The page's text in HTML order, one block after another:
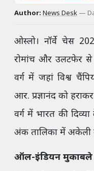
Author: News Desk —
ओस्लो। नॉर्वे चेस
रोमांच और उलटफेर
वर्ग में जहां विश्व
आर. प्रज्ञानंद को
वर्ग में भारत की
अंक तालिका में अकेली
ऑल-इंडियन मुकाबले